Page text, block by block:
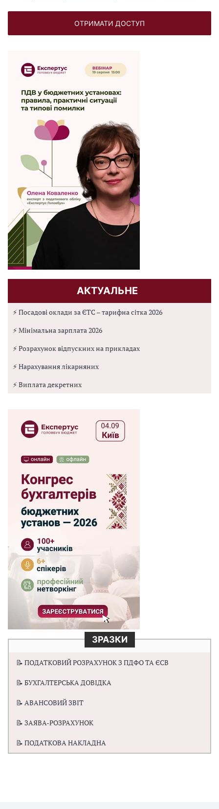
ОТРИМАТИ ДОСТУП
АКТУАЛЬНЕ
⚡ Посадові оклади за ЄТС – тарифна сітка 2026
⚡ Мінімальна зарплата 2026
⚡ Розрахунок відпускних на прикладах
⚡ Нарахування лікарняних
⚡ Виплата декретних
ЗРАЗКИ
📝 ПОДАТКОВИЙ РОЗРАХУНОК З ПДФО ТА ЄСВ
📝 БУХГАЛТЕРСЬКА ДОВІДКА
📝 АВАНСОВИЙ ЗВІТ
📝 ЗАЯВА-РОЗРАХУНОК
📝 ПОДАТКОВА НАКЛАДНА